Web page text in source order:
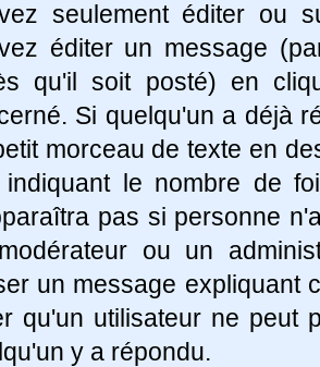
seulement éditer ou
éditer un message
qu'il soit posté) en
Si quelqu'un a déjà
morceau de texte en
indiquant le nombre de
pas si personne
ou un
un message expliquant
qu'un utilisateur ne peut
y a répondu.